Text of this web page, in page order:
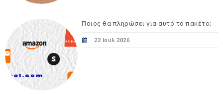
Ποιος θα πληρώσει για αυτό το πακέτο;
22 Ιουλ 2026